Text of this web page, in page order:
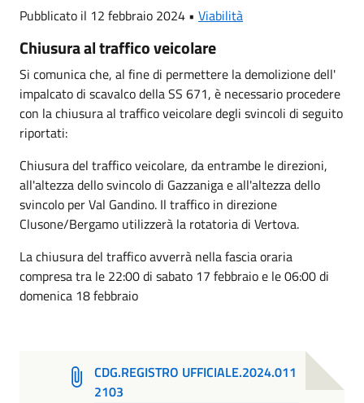
Pubblicato il 12 febbraio 2024 • Viabilità
Chiusura al traffico veicolare
Si comunica che, al fine di permettere la demolizione dell'
impalcato di scavalco della SS 671, è necessario procedere
con la chiusura al traffico veicolare degli svincoli di seguito
riportati:
Chiusura del traffico veicolare, da entrambe le direzioni,
all'altezza dello svincolo di Gazzaniga e all'altezza dello
svincolo per Val Gandino. Il traffico in direzione
Clusone/Bergamo utilizzerà la rotatoria di Vertova.
La chiusura del traffico avverrà nella fascia oraria
compresa tra le 22:00 di sabato 17 febbraio e le 06:00 di
domenica 18 febbraio
CDG.REGISTRO UFFICIALE.2024.011
2103